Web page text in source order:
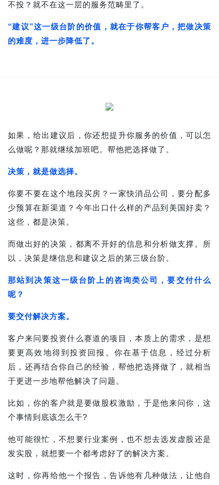
不投？就不在这一层的服务范畴里了。
“建议”这一级台阶的价值，就在于你帮客户，把做决策
的难度，进一步降低了。
如果，给出建议后，你还想提升你服务的价值，可以怎
么做呢？ 那就继续加班吧。帮他把选择做了。
决策，就是做选择。
你要不要在这个地段买房？一家快消品公司，要分配多
少预算在新渠道？今年出口什么样的产品到美国好卖？
这些，都是决策。
而做出好的决策，都离不开好的信息和分析做支撑。
所
以，决策是继信息和建议之后的第三级台阶。
那站到决策这一级台阶上的咨询类公司，要交付什么
呢？
要交付解决方案。
客户来问要投资什么赛道的项目，本质上的需求，是想
要更高效地得到投资回报。 你在基于信息，经过分析
后，还再结合你自己的经验，帮他把选择做了，就相当
于更进一步地帮他解决了问题。
比如，你的客户就是要做股权激励，于是他来问你，这
个事情到底该怎么干?
他可能很忙，不想要行业案例，也不想去选发虚股还是
发实股，就想要一个都考虑好了的解决方案。
这时，你再给他一个报告，告诉他有几种做法，让他自